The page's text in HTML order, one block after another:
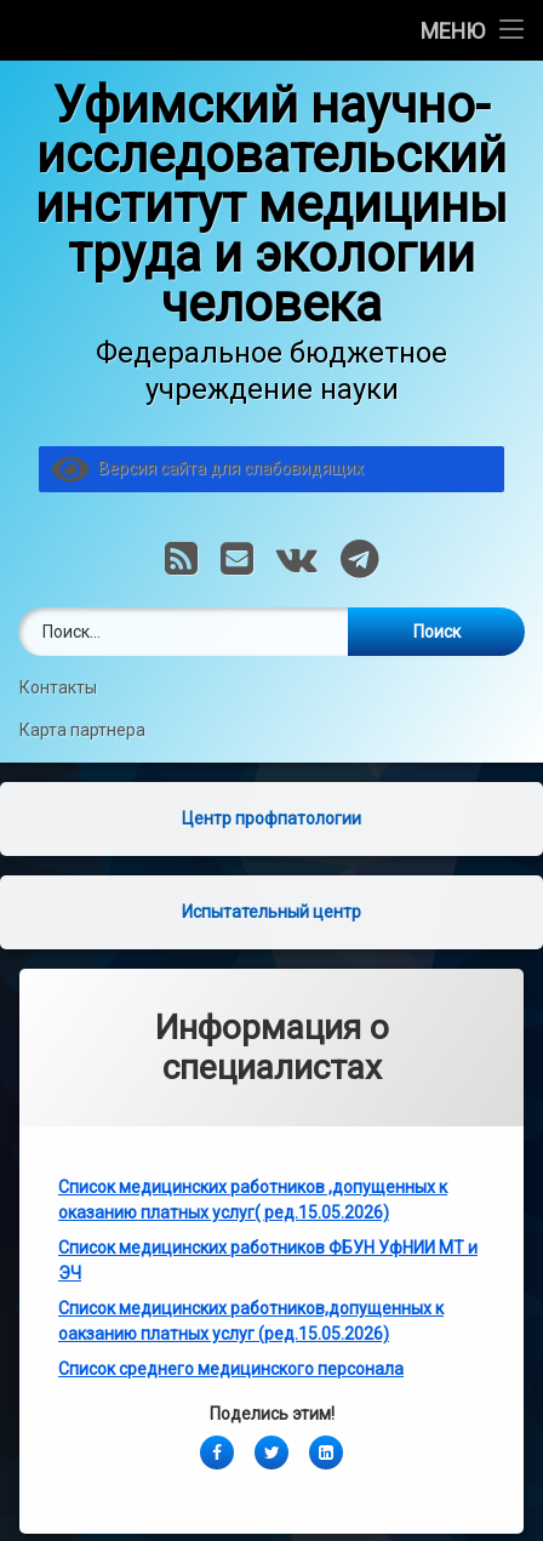
МЕНЮ
Научные отделы
Медицинская деятельность
Основные сведения об образовательной деятельности
Общество гигиенистов, токсикологов и санитарных
содержимомуУфимский научно-
исследовательский
институт медицины
труда и экологии
человека
Федеральное бюджетное
учреждение науки
Версия сайта для слабовидящих
RSS E-mailVK Telegram
Контакты
Карта партнера
Центр профпатологии
Испытательный центр
Информация о
специалистах
Список медицинских работников ,допущенных к
оказанию платных услуг( ред.15.05.2026)
Список медицинских работников ФБУН УфНИИ МТ и
ЭЧ
Список медицинских работников,допущенных к
оакзанию платных услуг (ред.15.05.2026)
Список среднего медицинского персонала
Поделись этим!
FacebookTwitterLinkedIn